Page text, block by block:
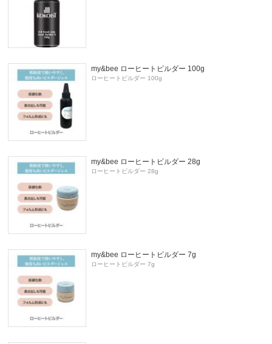
my&bee ローヒートビルダー 100g
ローヒートビルダー 100g
my&bee ローヒートビルダー 28g
ローヒートビルダー 28g
my&bee ローヒートビルダー 7g
ローヒートビルダー 7g